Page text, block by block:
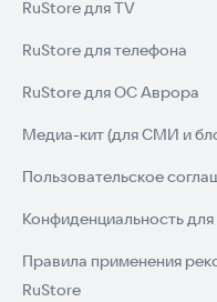
RuStore для TV
RuStore для телефона
RuStore для ОС Аврора
Медиа-кит (для СМИ и
Пользовательское
Конфиденциальность
Правила применения
RuStore